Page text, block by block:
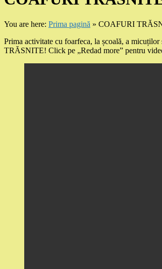
You are here: Prima pagină » COAFURI
Prima activitate cu foarfeca, la școală, a
TRĂSNITE! Click pe „Redad more” pentru